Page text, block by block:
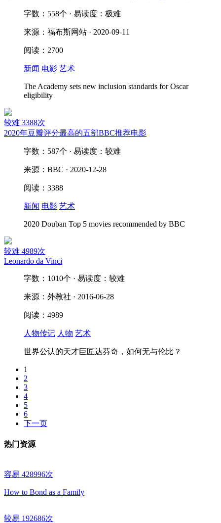
字数：558个 · 易读度：极难
来源：福布斯网站 · 2020-09-11
阅读：2700
新闻 电影 艺术
The Academy sets new inclusion standards for Oscar
eligibility
较难 3388次
2020年豆瓣评分最高的五部BBC推荐电影
字数：587个 · 易读度：较难
来源：BBC · 2020-12-28
阅读：3388
新闻 电影 艺术
2020 Douban Top 5 movies recommended by BBC
较难 4989次
Leonardo da Vinci
字数：1010个 · 易读度：较难
来源：外教社 · 2016-06-28
阅读：4989
人物传记 人物 艺术
世界公认的天才巨匠达芬奇，如何无与伦比？
1
2
3
4
5
6
下一页
热门资源
容易 428996次
How to Bond as a Family
较易 192686次